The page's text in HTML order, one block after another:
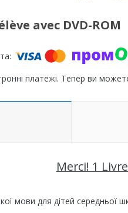
avec DVD-ROM
платежі. Тепер ви
Merci! 1
мови для дітей середньої